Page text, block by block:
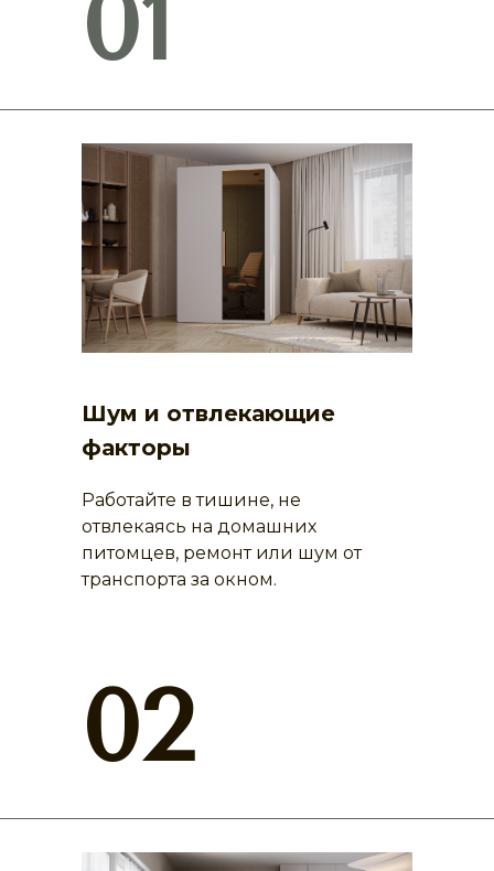
01
02
Шум и отвлекающие
факторы
Работайте в тишине, не
отвлекаясь на домашних
питомцев, ремонт или шум от
транспорта за окном.